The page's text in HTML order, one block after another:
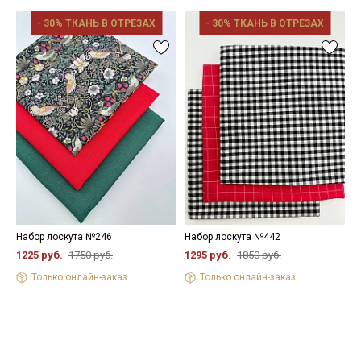
- 30% ТКАНЬ В ОТРЕЗАХ
Набор лоскута №246
1225 руб. 1750 руб.
Только онлайн-заказ
- 30% ТКАНЬ В ОТРЕЗАХ
Набор лоскута №442
1295 руб. 1850 руб.
Только онлайн-заказ